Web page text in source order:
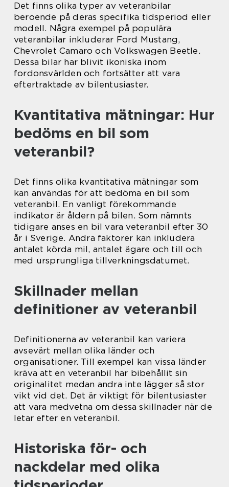
Det finns olika typer av veteranbilar
beroende på deras specifika tidsperiod eller
modell. Några exempel på populära
veteranbilar inkluderar Ford Mustang,
Chevrolet Camaro och Volkswagen Beetle.
Dessa bilar har blivit ikoniska inom
fordonsvärlden och fortsätter att vara
eftertraktade av bilentusiaster.
Kvantitativa mätningar: Hur
bedöms en bil som
veteranbil?
Det finns olika kvantitativa mätningar som
kan användas för att bedöma en bil som
veteranbil. En vanligt förekommande
indikator är åldern på bilen. Som nämnts
tidigare anses en bil vara veteranbil efter 30
år i Sverige. Andra faktorer kan inkludera
antalet körda mil, antalet ägare och till och
med ursprungliga tillverkningsdatumet.
Skillnader mellan
definitioner av veteranbil
Definitionerna av veteranbil kan variera
avsevärt mellan olika länder och
organisationer. Till exempel kan vissa länder
kräva att en veteranbil har bibehållit sin
originalitet medan andra inte lägger så stor
vikt vid det. Det är viktigt för bilentusiaster
att vara medvetna om dessa skillnader när de
letar efter en veteranbil.
Historiska för- och
nackdelar med olika